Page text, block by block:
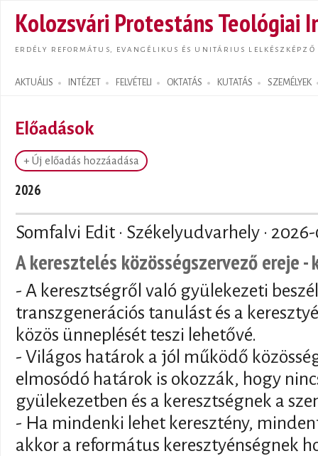
Kolozsvári Protestáns Teológiai
ERDÉLY REFORMÁTUS, EVANGÉLIKUS ÉS UNITÁRIUS LELKÉSZKÉPZŐ
AKTUÁLIS INTÉZET FELVÉTELI OKTATÁS KUTATÁS SZEMÉLYEK
Search form
Előadások
+ Új előadás hozzáadása
2026
Somfalvi Edit · Székelyudvarhely ·
A keresztelés közösségszervező ereje -
- A keresztségről való gyülekezeti
transzgenerációs tanulást és a
közös ünneplését teszi lehetővé.
- Világos határok a jól működő
elmosódó határok is okozzák, hogy
gyülekezetben és a keresztségnek a
- Ha mindenki lehet keresztény,
akkor a református keresztyénségnek